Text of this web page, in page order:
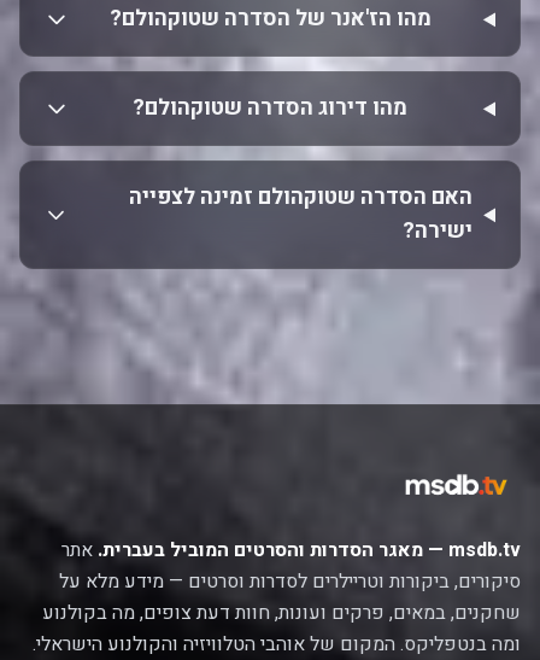
מהו הז'אנר של הסדרה שטוקהולם?
מהו דירוג הסדרה שטוקהולם?
האם הסדרה שטוקהולם זמינה לצפייה
ישירה?
msdb.tv — מאגר הסדרות והסרטים המוביל בעברית.
אתר
סיקורים, ביקורות וטריילרים לסדרות וסרטים — מידע מלא על
שחקנים, במאים, פרקים ועונות, חוות דעת צופים, מה בקולנוע
ומה בנטפליקס. המקום של אוהבי הטלוויזיה והקולנוע הישראלי.